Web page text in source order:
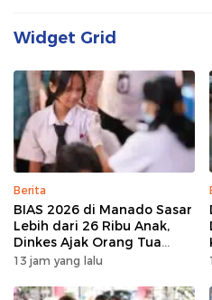
Widget Grid
Berita
BIAS 2026 di Manado Sasar
Lebih dari 26 Ribu Anak,
Dinkes Ajak Orang Tua
Dukung Imunisasi
13 jam yang lalu